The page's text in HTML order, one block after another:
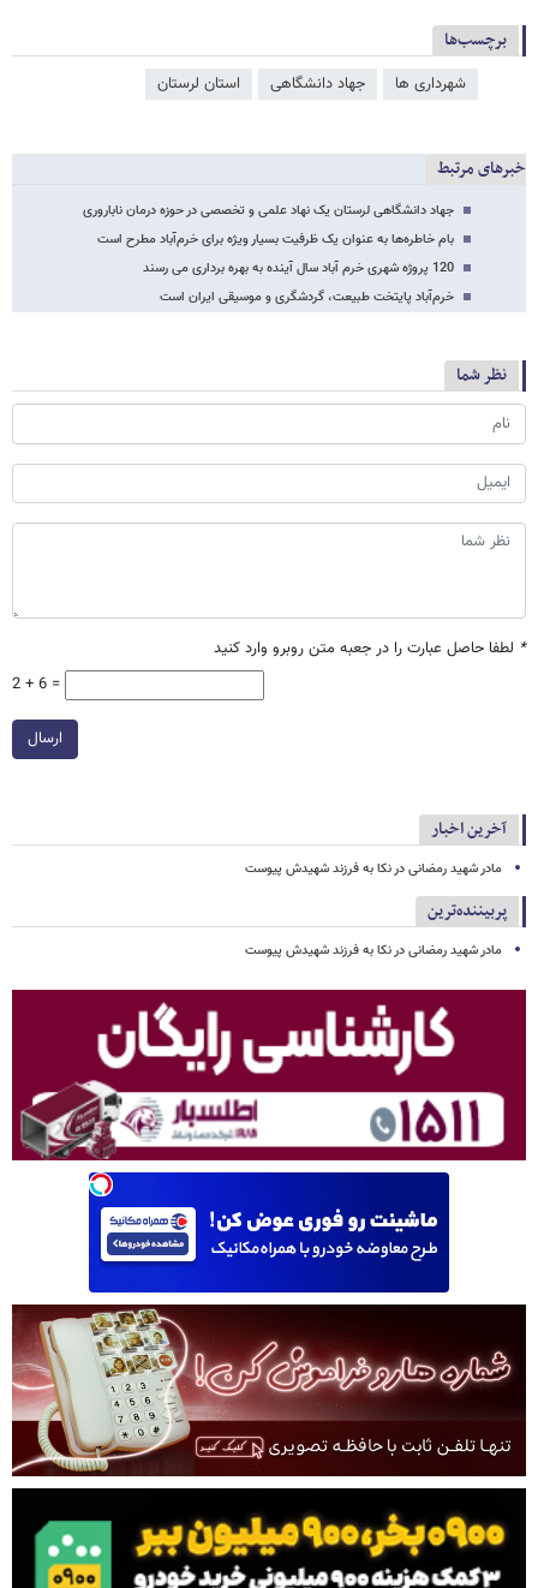
برچسب‌ها
شهرداری ها جهاد دانشگاهی استان لرستان
خبرهای مرتبط
جهاد دانشگاهی لرستان یک نهاد علمی و تخصصی در حوزه درمان ناباروری
بام خاطره‌ها به عنوان یک ظرفیت بسیار ویژه برای خرم‌آباد مطرح است
120 پروژه شهری خرم آباد سال آینده به بهره برداری می رسند
خرم‌آباد پایتخت طبیعت، گردشگری و موسیقی ایران است
نظر شما
* لطفا حاصل عبارت را در جعبه متن روبرو وارد کنید
2 + 6 =
ارسال
آخرین اخبار
مادر شهید رمضانی در نکا به فرزند شهیدش پیوست
پربیننده‌ترین
مادر شهید رمضانی در نکا به فرزند شهیدش پیوست